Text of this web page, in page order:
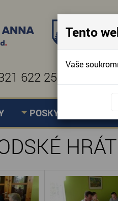
622 257
POSKYTOVANÉ
HRÁTKY
Tento
Vaše